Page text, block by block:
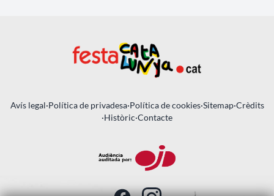
Avís legal·Política de privadesa·Política de cookies·Sitemap·Crèdits
·Històric·Contacte